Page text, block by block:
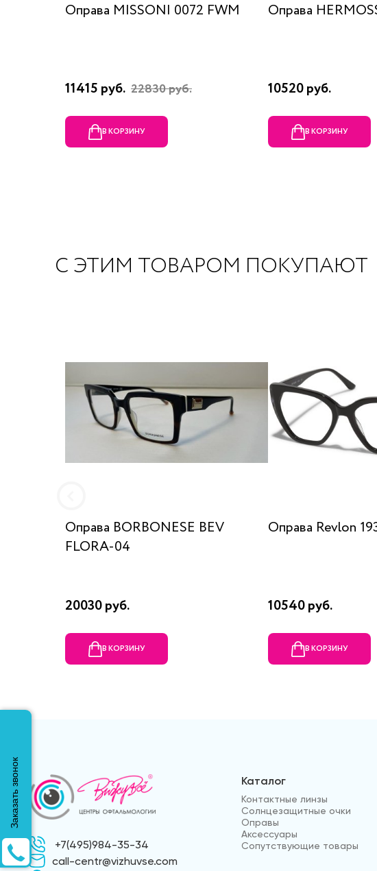
Оправа MISSONI 0072 FWM
11415 руб. 22830 руб.
В КОРЗИНУ
Оправа
10520 руб.
В КОРЗИНУ
С ЭТИМ ТОВАРОМ ПОКУПАЮТ
Оправа BORBONESE BEV
FLORA-04
20030 руб.
В КОРЗИНУ
Оправа Revlon
10540 руб.
В КОРЗИНУ
+7(495)984-35-34
call-centr@vizhuvse.com
Каталог
Контактные линзы
Солнцезащитные очки
Оправы
Аксессуары
Сопутствующие товары
Заказать звонок